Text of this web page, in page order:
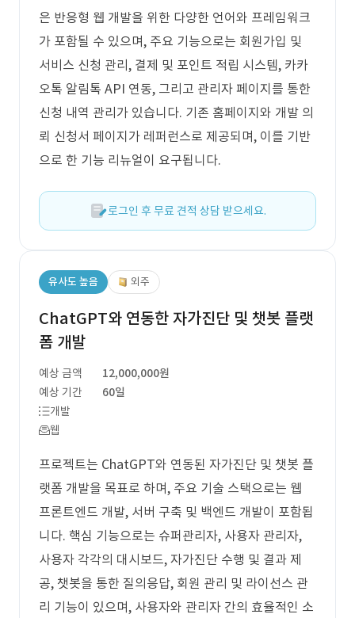
은 반응형 웹 개발을 위한 다양한 언어와 프레임워크
가 포함될 수 있으며, 주요 기능으로는 회원가입 및
서비스 신청 관리, 결제 및 포인트 적립 시스템, 카카
오톡 알림톡 API 연동, 그리고 관리자 페이지를 통한
신청 내역 관리가 있습니다. 기존 홈페이지와 개발 의
뢰 신청서 페이지가 레퍼런스로 제공되며, 이를 기반
으로 한 기능 리뉴얼이 요구됩니다.
로그인 후 무료 견적 상담 받으세요.
유사도 높음 외주
ChatGPT와 연동한 자가진단 및 챗봇 플랫
폼 개발
예상 금액
12,000,000원
예상 기간
60일
개발
웹
프로젝트는 ChatGPT와 연동된 자가진단 및 챗봇 플
랫폼 개발을 목표로 하며, 주요 기술 스택으로는 웹
프론트엔드 개발, 서버 구축 및 백엔드 개발이 포함됩
니다. 핵심 기능으로는 슈퍼관리자, 사용자 관리자,
사용자 각각의 대시보드, 자가진단 수행 및 결과 제
공, 챗봇을 통한 질의응답, 회원 관리 및 라이선스 관
리 기능이 있으며, 사용자와 관리자 간의 효율적인 소